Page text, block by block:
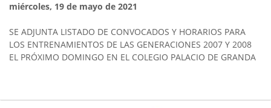
miércoles, 19 de mayo de 2021
SE ADJUNTA LISTADO DE CONVOCADOS Y HORARIOS PARA
LOS ENTRENAMIENTOS DE LAS GENERACIONES 2007 Y 2008
EL PRÓXIMO DOMINGO EN EL COLEGIO PALACIO DE GRANDA